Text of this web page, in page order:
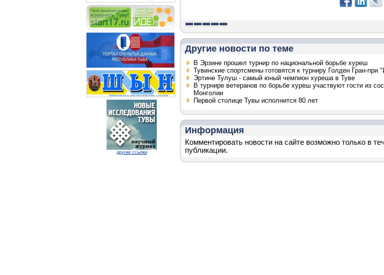
другие ссылки
Другие новости по теме
В Эрзине прошел турнир по национальной борьбе хуреш
Тувинские спортсмены готовятся к турниру Голден Гран-при
Эртине Тулуш - самый юный чемпион хуреша в Туве
В турнире ветеранов по борьбе хуреш участвуют гости из
Монголии
Первой столице Тувы исполнится 80 лет
Информация
Комментировать новости на сайте возможно только в
публикации.